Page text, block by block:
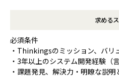
求める
必須条件
・Thinkingsのミッション、バリ
・3年以上のシステム開発経験（言
・課題発見、解決力・明瞭な説